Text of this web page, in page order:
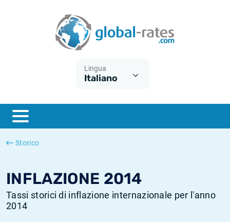
Lingua
Italiano
Storico
INFLAZIONE 2014
Tassi storici di inflazione internazionale per l'anno
2014
ESTER
SONIA
Cos'è l'inflazione CPI?
Cos'è l'inflazione HICP?
Inflazione Italia
Inflazione Stati Uniti
Tassi storici Euribor
Tassi storici di SONIA
Tassi storici di TONAR
Calcolatore dell’inflazione